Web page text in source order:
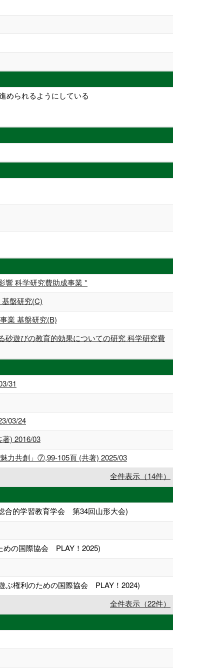
められるようにしている
響 科学研究費助成事業 *
盤研究(C)
業 基盤研究(B)
遊びの教育的効果についての研究 科学研究費
31
03/24
) 2016/03
力共創」⑦,99-105頁 (共著) 2025/03
全件表示（14件）
合的学習教育学会 第34回山形大会)
めの国際協会 PLAY！2025)
ぶ権利のための国際協会 PLAY！2024)
全件表示（22件）